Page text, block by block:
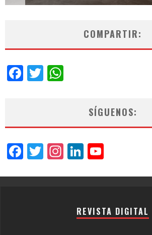
COMPARTIR:
Facebook
Twitter
SÍGUENOS:
Facebook
Twitter
Instagram
LinkedIn
REVISTA DIGITAL